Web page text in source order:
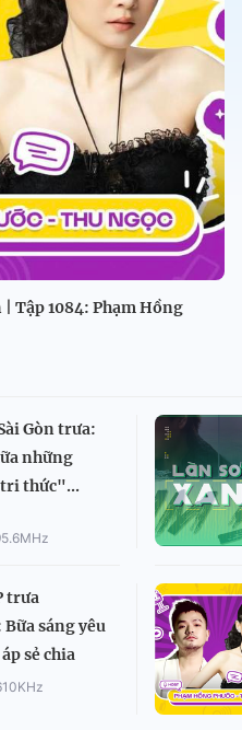
Tập 1084: Phạm Hồng
Gòn trưa:
những
thức"...
trưa
sáng yêu
sẻ chia